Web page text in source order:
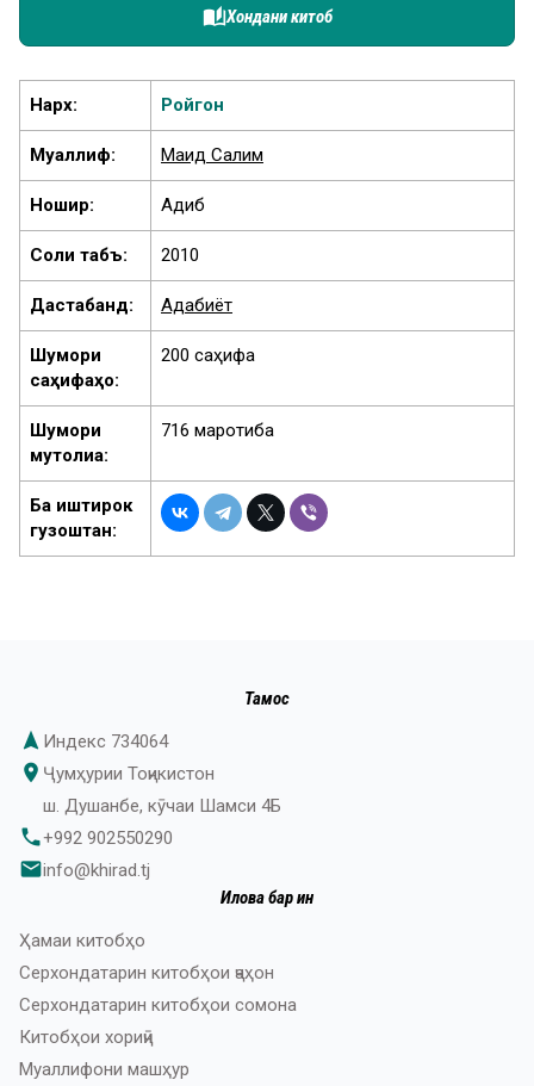
auto_storiesХондани китоб
Нарх: Ройгон
Муаллиф: Маҷид Салим
Ношир: Адиб
Соли табъ: 2010
Дастабандӣ: Адабиёт
Шумори
саҳифаҳо:
200 саҳифа
Шумори
мутолиа:
716 маротиба
Ба иштирок
гузоштан:
Илова бар ин
Ҳамаи китобҳо
Серхондатарин китобҳои ҷаҳон
Серхондатарин китобҳои сомона
Китобҳои хориҷӣ
Муаллифони машҳур
Тамос
navigation Индекс 734064
place Ҷумҳурии Тоҷикистон
ш. Душанбе, кӯчаи Шамси 4Б
phone+992 902550290
emailinfo@khirad.tj